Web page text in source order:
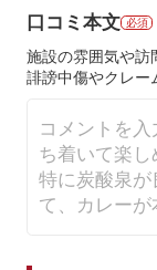
口コミ本文 必須
施設の雰囲気や訪
誹謗中傷やクレー